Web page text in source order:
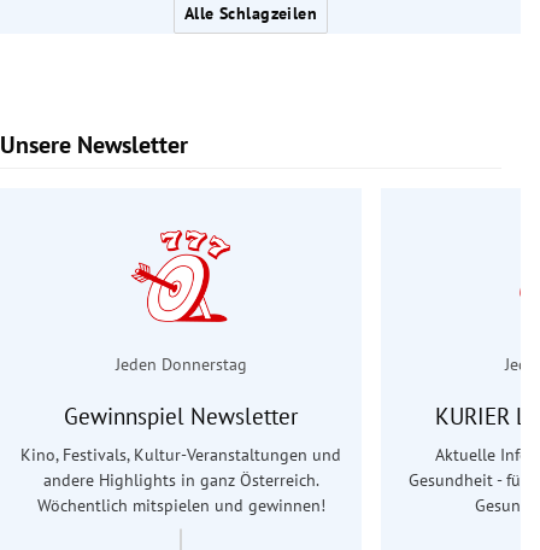
Alle Schlagzeilen
Unsere Newsletter
Slide 1 von 6
Jeden Donnerstag
Gewinnspiel Newsletter
Kino, Festivals, Kultur-Veranstaltungen und
andere Highlights in ganz Österreich.
Wöchentlich mitspielen und gewinnen!
KURIER
Aktuelle
Gesundheit - für